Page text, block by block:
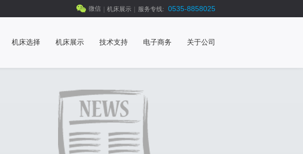
微信 机床展示 服务专线: 0535-8858025
机床选择 机床展示 技术支持 电子商务 关于公司